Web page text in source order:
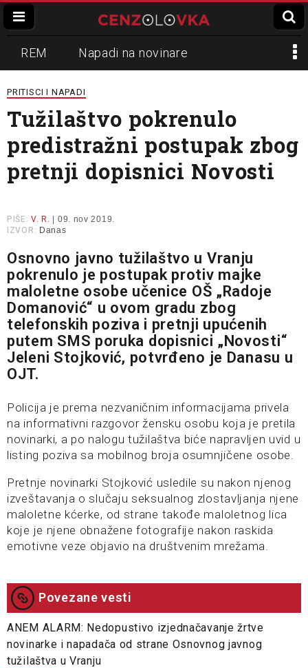
REM Napadi na novinare
Zvučni top
Propaganda Lokalni mediji
Informer Slavko Ćuruvija
PRITISCI I NAPADI
Tužilaštvo pokrenulo
predistražni postupak zbog
pretnji dopisnici Novosti
PIŠE: V. R.
| 09. nov 2019.
IZVOR: Danas
Osnovno javno tužilaštvo u Vranju
pokrenulo je postupak protiv majke
maloletne osobe učenice OŠ „Radoje
Domanović“ u ovom gradu zbog
telefonskih poziva i pretnji upućenih
putem SMS poruka dopisnici „Novosti“
Jeleni Stojković, potvrđeno je Danasu u
OJT.
Policija je prema nezvaničnim informacijama privela
na informativni razgovor žensku osobu koja je pretila
novinarki, a po nalogu tužilaštva biće napravljen uvid u
listing poziva sa mobilnog broja osumnjičene osobe.
Pretnje novinarki Stojković usledile su nakon njenog
izveštavanja o slučaju seksualnog zlostavljanja njene
maloletne kćerke, od strane takođe maloletnog lica
koje je njene obnažene fotografije nakon raskida
emotivne veze objavio na društvenim mrežama.
Povezane vesti
ANEM ALARM: Nedopustivo izjednačavanje žrtve
novinarke i napadača od strane Osnovnog javnog
tužilaštva u Vranju